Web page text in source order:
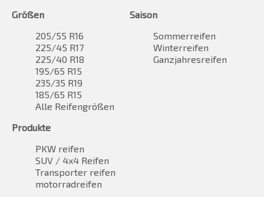
Größen
205/55 R16
225/45 R17
225/40 R18
195/65 R15
235/35 R19
185/65 R15
Alle Reifengrößen
Saison
Sommerreifen
Winterreifen
Ganzjahresreifen
Produkte
PKW reifen
SUV / 4x4 Reifen
Transporter reifen
motorradreifen